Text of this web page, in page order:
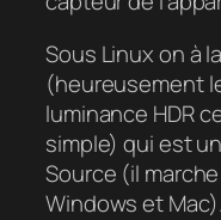
Sous Linux on à
(heureusement
luminance HDR
simple) qui est
Source (il
Windows et Mac).